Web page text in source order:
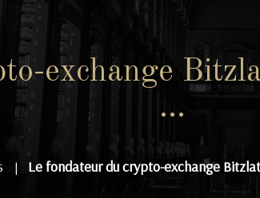
exchange
…
| Le fondateur du crypto-exchange